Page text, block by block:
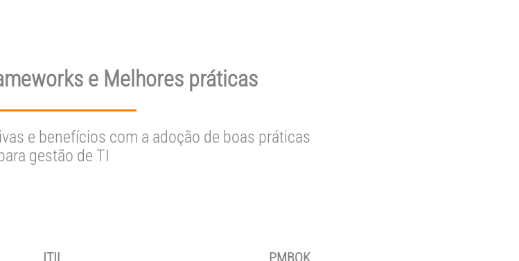
e Melhores práticas
e benefícios com a adoção de boas práticas
gestão de TI
ITIL PMBOK